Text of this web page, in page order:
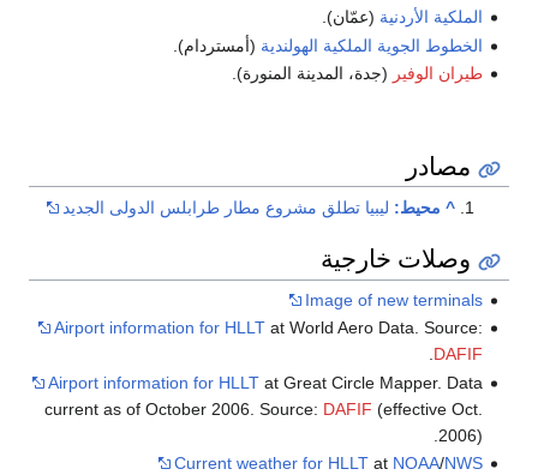
الملكية الأردنية (عمّان).
الخطوط الجوية الملكية الهولندية (أمستردام).
طيران الوفير (جدة، المدينة المنورة).
مصادر
^ محيط: ليبيا تطلق مشروع مطار طرابلس الدولى الجديد
وصلات خارجية
Image of new terminals
Airport information for HLLTat World Aero Data. Source:
DAFIF
.
Airport information for HLLTat Great Circle Mapper. Data
current as of October 2006. Source: DAFIF (effective Oct.
2006).
Current weather for HLLTat NOAA/NWS